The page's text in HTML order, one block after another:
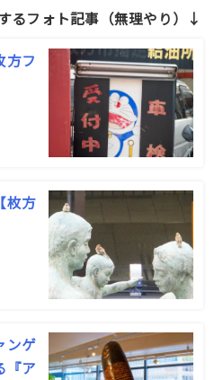
るフォト記事（無理やり）↓
方フ
枚方
ンゲ
『ア